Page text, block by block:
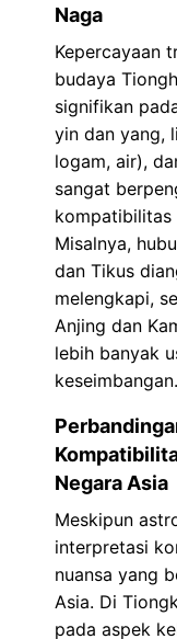
Naga
Kepercayaan
budaya
signifikan
yin dan yang,
logam, air),
sangat
kompatibilitas
Misalnya,
dan Tikus
melengkapi,
Anjing dan
lebih banyak
keseimbangan.
Negara Asia
Meskipun
interpretasi
nuansa yang
Asia. Di
pada aspek